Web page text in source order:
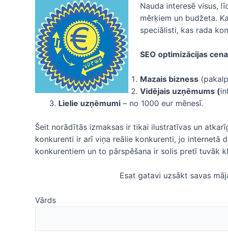
Nauda interesē visus,
mērķiem un budžeta.
speciālisti, kas rada
SEO optimizācijas
Mazais bizness
Vidējais uzņēmums (
Lielie uzņēmumi – no 1000 eur mēnesī.
Šeit norādītās izmaksas ir tikai ilustratīvas un
konkurenti ir arī viņa reālie konkurenti, jo internetā
konkurentiem un to pārspēšana ir solis pretī tuvāk
Esat gatavi uzsākt savas
Vārds